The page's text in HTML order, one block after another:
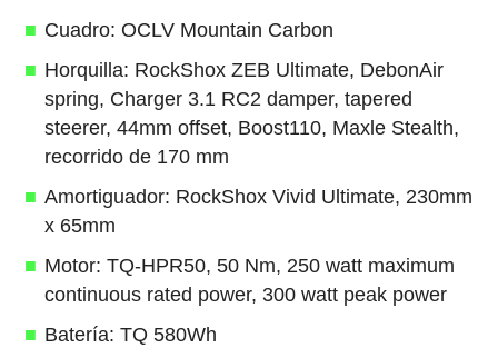
Cuadro: OCLV Mountain Carbon
Horquilla: RockShox ZEB Ultimate, DebonAir
spring, Charger 3.1 RC2 damper, tapered
steerer, 44mm offset, Boost110, Maxle Stealth,
recorrido de 170 mm
Amortiguador: RockShox Vivid Ultimate, 230mm
x 65mm
Motor: TQ-HPR50, 50 Nm, 250 watt maximum
continuous rated power, 300 watt peak power
Batería: TQ 580Wh